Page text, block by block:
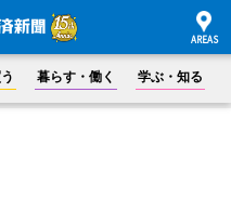
暮らす・働く 学ぶ・知る